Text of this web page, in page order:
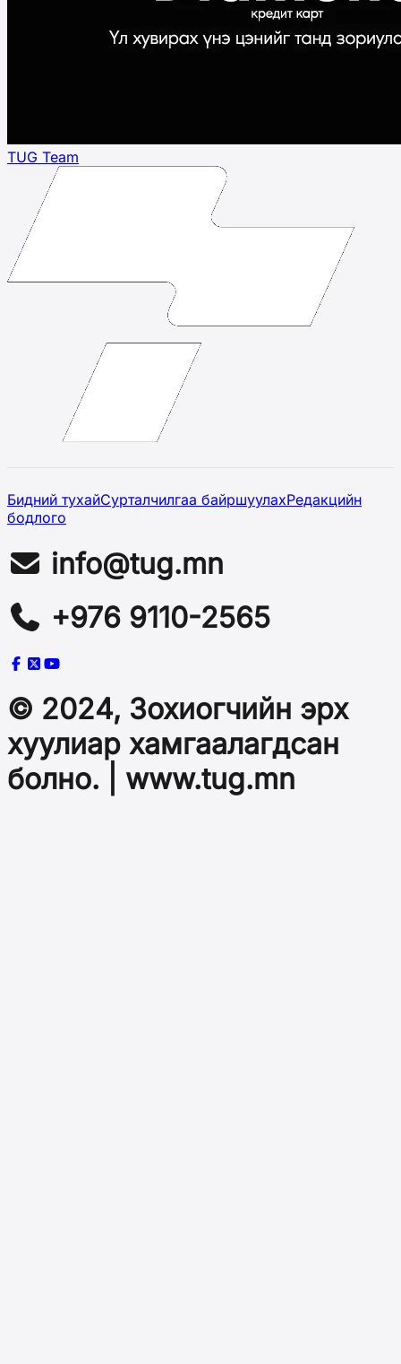
TUG Team
Бидний тухайСурталчилгаа байршуулахРедакцийн
бодлого
info@tug.mn
+976 9110-2565
© 2024, Зохиогчийн эрх
хуулиар хамгаалагдсан
болно. | www.tug.mn